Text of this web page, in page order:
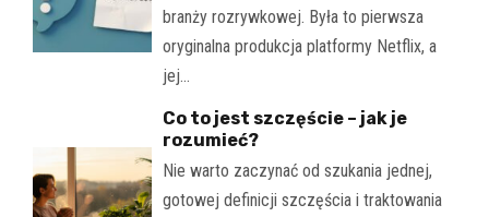
branży rozrywkowej. Była to pierwsza
oryginalna produkcja platformy Netflix, a
jej…
Co to jest szczęście – jak je
rozumieć?
Nie warto zaczynać od szukania jednej,
gotowej definicji szczęścia i traktowania